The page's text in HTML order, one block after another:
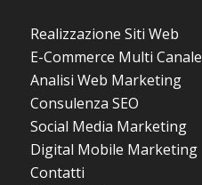
Realizzazione Siti Web
E-Commerce Multi Canale
Analisi Web Marketing
Consulenza SEO
Social Media Marketing
Digital Mobile Marketing
Contatti